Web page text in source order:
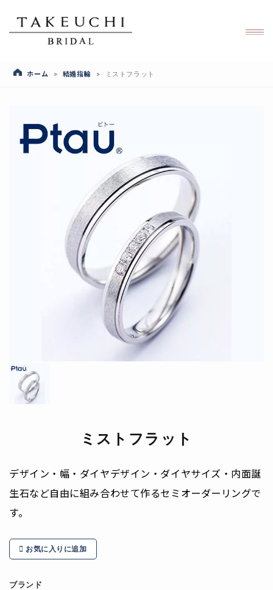
ホーム > 結婚指輪 > ミストフラット
ミストフラット
デザイン・幅・ダイヤデザイン・ダイヤサイズ・内面誕
生石など自由に組み合わせて作るセミオーダーリングで
す。
お気に入りに追加
ブランド